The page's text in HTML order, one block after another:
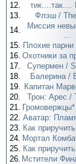
12.
13.
Флэш /
14.
Миссия
...
15. Плохие парни
16. Охотники за
17.
Супермен /
18.
Балерина /
19. Капитан
20.
Трон: Арес /
21.
22. Аватар:
23. Как
24. Мортал
25. Как
26. Мстители